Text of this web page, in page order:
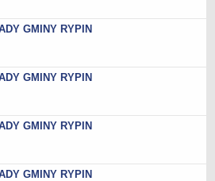
REGON
gminy
magazynowo - warsztatowa
GMINY RYPIN
GMINY RYPIN
GMINY RYPIN
GMINY RYPIN